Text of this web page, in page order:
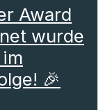
Award
wurde
🎉